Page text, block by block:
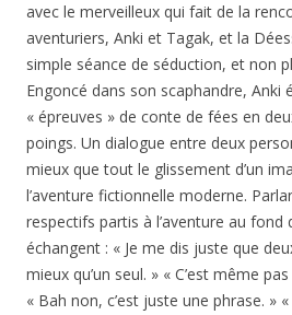
avec le merveilleux qui fait de la
aventuriers, Anki et Tagak, et la
simple séance de séduction, et non
Engoncé dans son scaphandre, Anki
« épreuves » de conte de fées en
poings. Un dialogue entre deux
mieux que tout le glissement d’un
l’aventure fictionnelle moderne.
respectifs partis à l’aventure au
échangent : « Je me dis juste que
mieux qu’un seul. » « C’est même
« Bah non, c’est juste une phrase. »